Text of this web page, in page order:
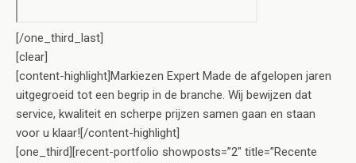
[/one_third_last]
[clear]
[content-highlight]Markiezen Expert Made de afgelopen jaren
uitgegroeid tot een begrip in de branche. Wij bewijzen dat
service, kwaliteit en scherpe prijzen samen gaan en staan
voor u klaar![/content-highlight]
[one_third][recent-portfolio showposts=”2″ title=”Recente